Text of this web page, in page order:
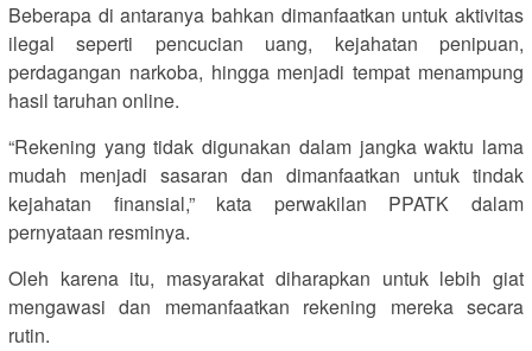
Beberapa di antaranya bahkan dimanfaatkan untuk aktivitas
ilegal seperti pencucian uang, kejahatan penipuan,
perdagangan narkoba, hingga menjadi tempat menampung
hasil taruhan online.
“Rekening yang tidak digunakan dalam jangka waktu lama
mudah menjadi sasaran dan dimanfaatkan untuk tindak
kejahatan finansial,” kata perwakilan PPATK dalam
pernyataan resminya.
Oleh karena itu, masyarakat diharapkan untuk lebih giat
mengawasi dan memanfaatkan rekening mereka secara
rutin.